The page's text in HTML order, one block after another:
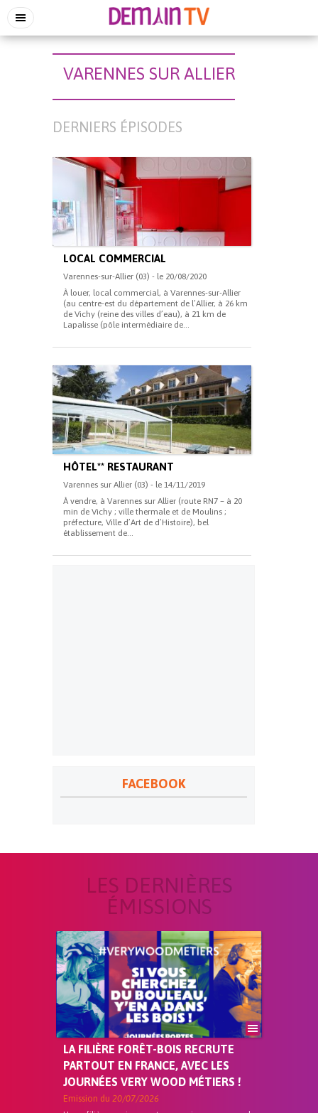
VARENNES SUR ALLIER
DERNIERS ÉPISODES
LOCAL COMMERCIAL
Varennes-sur-Allier (03) - le 20/08/2020
À louer, local commercial, à Varennes-sur-Allier
(au centre-est du département de l’Allier, à 26 km
de Vichy (reine des villes d’eau), à 21 km de
Lapalisse (pôle intermédiaire de...
HÔTEL** RESTAURANT
Varennes sur Allier (03) - le 14/11/2019
À vendre, à Varennes sur Allier (route RN7 – à 20
min de Vichy ; ville thermale et de Moulins ;
préfecture, Ville d’Art de d’Histoire), bel
établissement de...
FACEBOOK
LES DERNIÈRES
ÉMISSIONS
LA FILIÈRE FORÊT-BOIS RECRUTE
PARTOUT EN FRANCE, AVEC LES
JOURNÉES VERY WOOD MÉTIERS !
Emission du 20/07/2026